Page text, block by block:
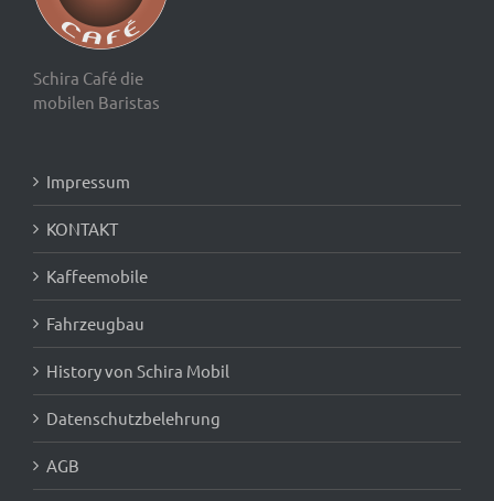
Schira Café die
mobilen Baristas
Impressum
KONTAKT
Kaffeemobile
Fahrzeugbau
History von Schira Mobil
Datenschutzbelehrung
AGB